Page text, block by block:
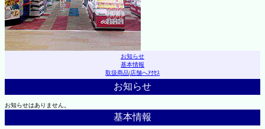
お知らせ
基本情報
取扱商品|店舗へｱｸｾｽ
お知らせ
お知らせはありません。
基本情報